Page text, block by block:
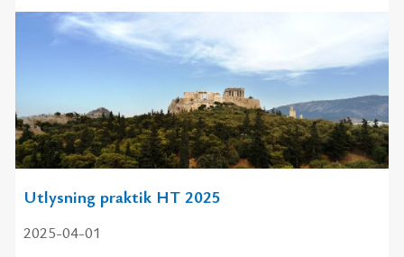
Utlysning praktik HT 2025
2025-04-01